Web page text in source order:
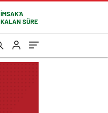
İMSAK'A
KALAN SÜRE